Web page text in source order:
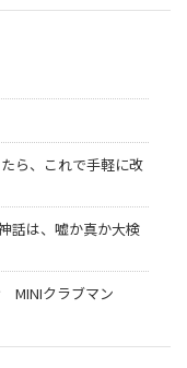
ら、これで手軽に改
話は、嘘か真か大検
MINIクラブマン